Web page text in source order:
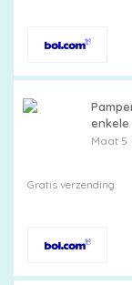
Maattabel
enkele
Maat 5
Gratis verzending